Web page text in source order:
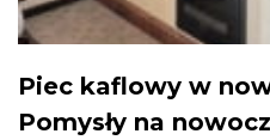
Piec kaflowy w
Pomysły na